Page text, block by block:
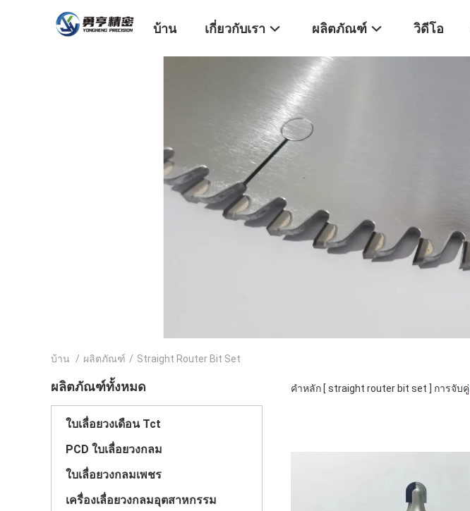
บ้าน เกี่ยวกับเรา ผลิตภัณฑ์ วิดีโอ
บ้าน / ผลิตภัณฑ์ / Straight Router Bit Set
ผลิตภัณฑ์ทั้งหมด
ใบเลื่อยวงเดือน Tct
PCD ใบเลื่อยวงกลม
ใบเลื่อยวงกลมเพชร
เครื่องเลื่อยวงกลมอุตสาหกรรม
คำหลัก [ straight router bit set ] การจับคู่